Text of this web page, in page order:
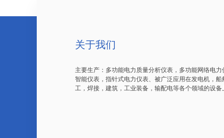
关于我们
主要生产：多功能电力质量分析仪表，多功能网络电力
智能仪表，指针式电力仪表、被广泛应用在发电机，船
工，焊接，建筑，工业装备，输配电等各个领域的设备